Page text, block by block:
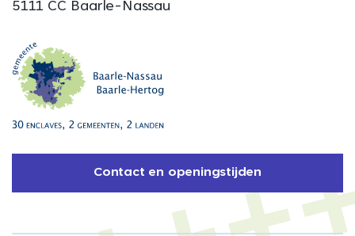
5111 CC Baarle-Nassau
Contact en openingstijden